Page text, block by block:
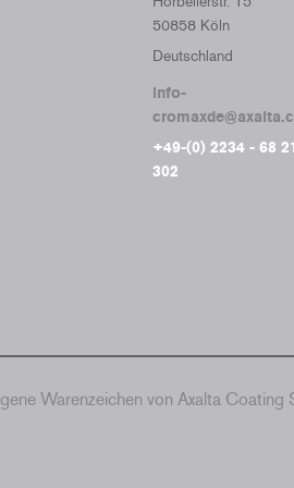
50858 Köln
Deutschland
info-
+49-(0) 2234 - 68
302
Warenzeichen von Axalta Coating